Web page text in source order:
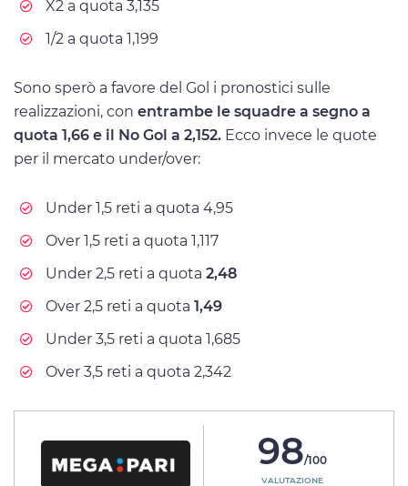
X2 a quota 3,135
1/2 a quota 1,199
Sono sperò a favore del Gol i pronostici sulle
realizzazioni, con entrambe le squadre a segno a
quota 1,66 e il No Gol a 2,152. Ecco invece le quote
per il mercato under/over:
Under 1,5 reti a quota 4,95
Over 1,5 reti a quota 1,117
Under 2,5 reti a quota 2,48
Over 2,5 reti a quota 1,49
Under 3,5 reti a quota 1,685
Over 3,5 reti a quota 2,342
98/100
VALUTAZIONE